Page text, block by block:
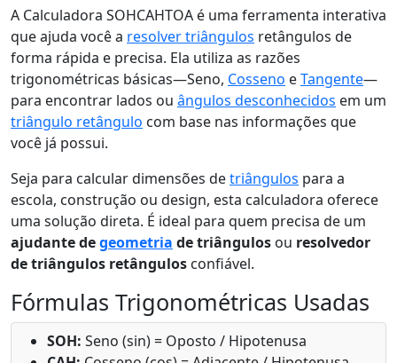
A Calculadora SOHCAHTOA é uma ferramenta interativa
que ajuda você a resolver triângulos retângulos de
forma rápida e precisa. Ela utiliza as razões
trigonométricas básicas—Seno, Cosseno eTangente—
para encontrar lados ou ângulos desconhecidos em um
triângulo retângulo com base nas informações que
você já possui.
Seja para calcular dimensões detriângulos para a
escola, construção ou design, esta calculadora oferece
uma solução direta. É ideal para quem precisa de um
ajudante degeometria de triângulos ou resolvedor
de triângulos retângulos confiável.
Fórmulas Trigonométricas Usadas
SOH: Seno (sin) = Oposto / Hipotenusa